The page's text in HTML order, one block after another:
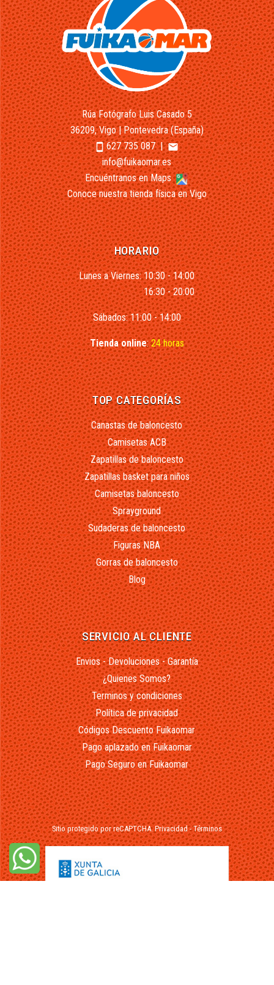
Rúa Fotógrafo Luis Casado 5
36209, Vigo | Pontevedra (España)
smartphone627 735 087|email
info@fuikaomar.es
Encuéntranos en Maps
Conoce nuestra tienda física en Vigo
HORARIO
Lunes a Viernes: 10:30 - 14:00
16:30 - 20:00
Sábados: 11:00 - 14:00
Tienda online:24 horas
TOP CATEGORÍAS
Canastas de baloncesto
Camisetas ACB
Zapatillas de baloncesto
Zapatillas basket para niños
Camisetas baloncesto
Sprayground
Sudaderas de baloncesto
Figuras NBA
Gorras de baloncesto
Blog
SERVICIO AL CLIENTE
Envios - Devoluciones - Garantía
¿Quienes Somos?
Terminos y condiciones
Política de privacidad
Códigos Descuento Fuikaomar
Pago aplazado en Fuikaomar
Pago Seguro en Fuikaomar
Sitio protegido por reCAPTCHA.Privacidad-Términos